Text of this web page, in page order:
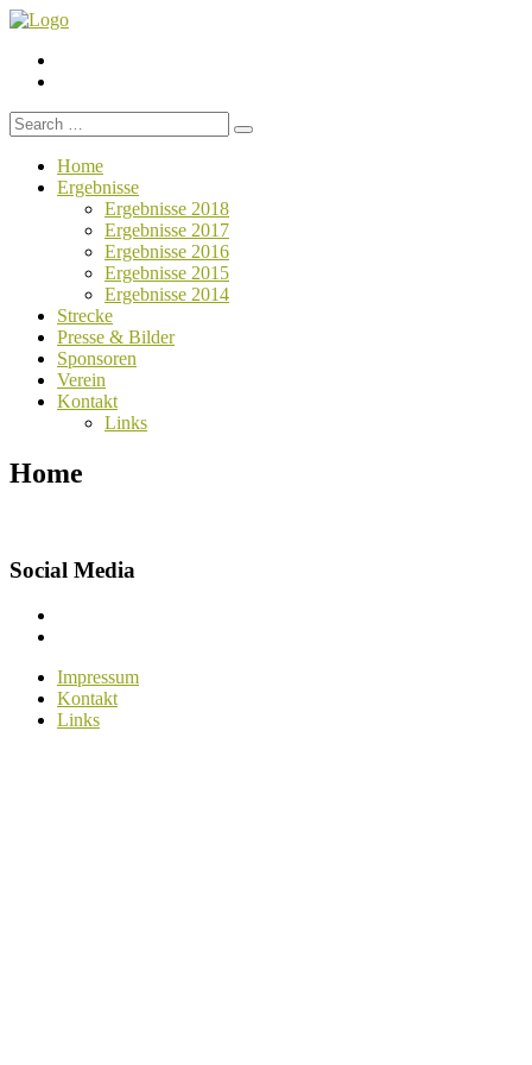
Search
for:
Home
Ergebnisse
Ergebnisse 2018
Ergebnisse 2017
Ergebnisse 2016
Ergebnisse 2015
Ergebnisse 2014
Strecke
Presse & Bilder
Sponsoren
Verein
Kontakt
Links
Home
Social Media
Impressum
Kontakt
Links